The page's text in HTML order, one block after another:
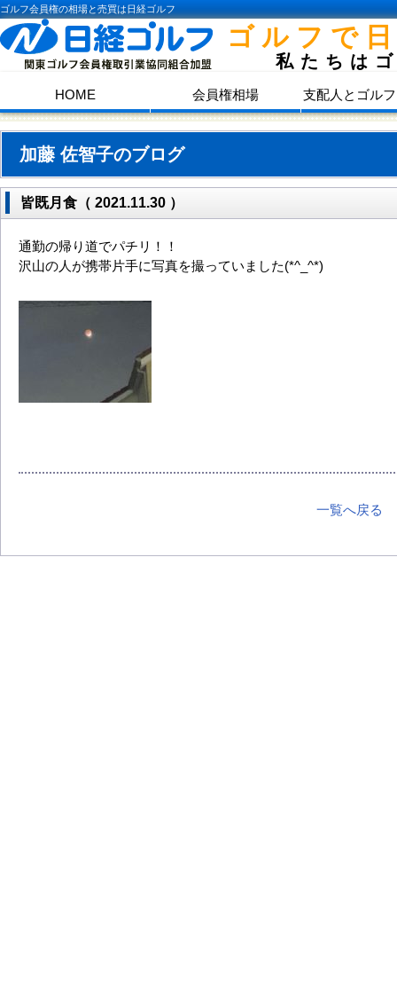
ゴルフ会員権の相場と売買は日経ゴルフ
ゴルフで
私たちは
HOME 会員権相場 支配人とゴル
加藤 佐智子のブログ
皆既月食（ 2021.11.30 ）
通勤の帰り道でパチリ！！
沢山の人が携帯片手に写真を撮っていました(*^_^*)
一覧へ戻る